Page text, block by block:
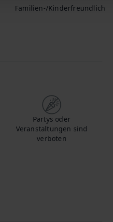
Familien-/Kinderfreundlich
Partys oder
Veranstaltungen sind
verboten